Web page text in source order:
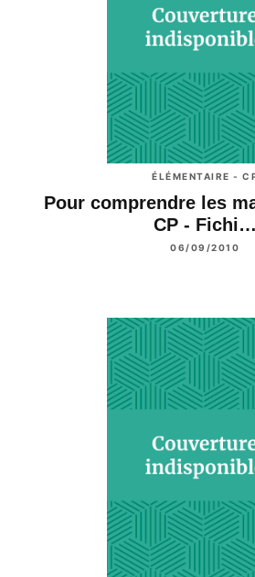
ÉLÉMENTAIRE -
Pour comprendre les
CP - Fichi…
06/09/2010